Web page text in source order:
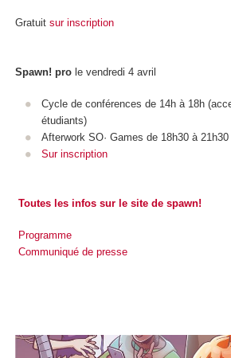
Gratuit sur inscription
Spawn! pro le vendredi 4 avril
Cycle de conférences de 14h à 18h
étudiants)
Afterwork SO· Games de 18h30 à
Sur inscription
Toutes les infos sur le site de spawn!
Programme
Communiqué de presse